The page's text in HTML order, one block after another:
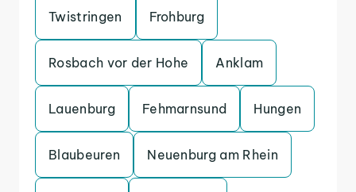
Twistringen Frohburg
Rosbach vor der Hohe Anklam
Lauenburg Fehmarnsund Hungen
Blaubeuren Neuenburg am Rhein